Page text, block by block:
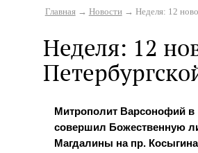
Главная→ Новости→ Неделя: 12
Неделя: 12
Митрополит Варсонофий
совершил Божественную
Магдалины на пр. Косыгина